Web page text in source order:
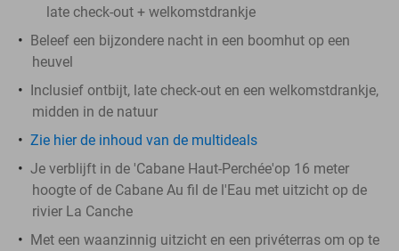
late check-out + welkomstdrankje
Beleef een bijzondere nacht in een boomhut op een
heuvel
Inclusief ontbijt, late check-out en een welkomstdrankje,
midden in de natuur
Zie hier de inhoud van de multideals
Je verblijft in de 'Cabane Haut-Perchée'op 16 meter
hoogte of de Cabane Au fil de l'Eau met uitzicht op de
rivier La Canche
Met een waanzinnig uitzicht en een privéterras om op te